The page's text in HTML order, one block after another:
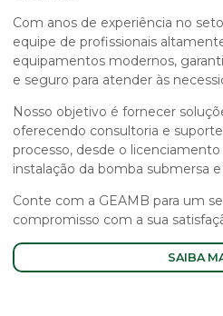
Com anos de experiência no
equipe de profissionais
equipamentos modernos,
e seguro para atender às
Nosso objetivo é fornecer
oferecendo consultoria e
processo, desde o
instalação da bomba submersa
Conte com a GEAMB para um
compromisso com a sua
SAIBA